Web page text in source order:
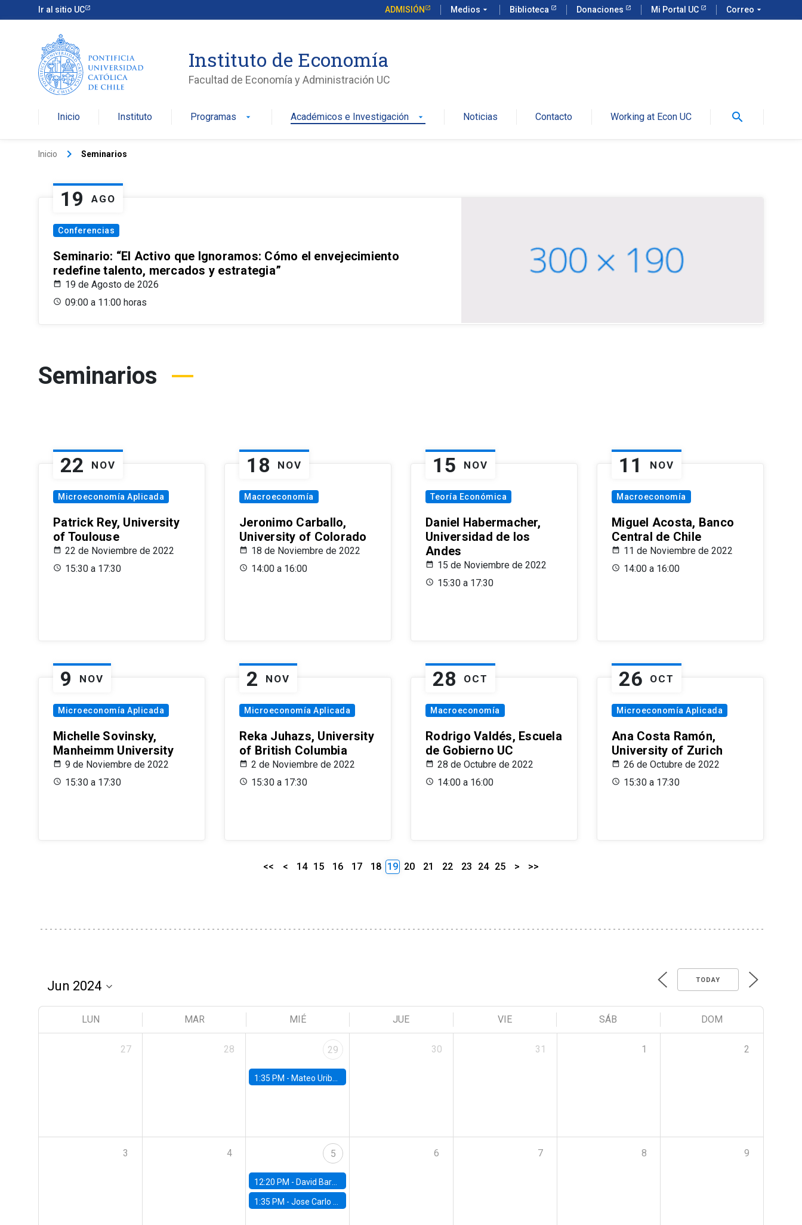
Ir al sitio UC ADMISIÓN Medios arrow_drop_down Biblioteca Donaciones Mi Portal UC Correo arrow_drop_down
Instituto de Economía
Facultad de Economía y Administración UC
Inicio Instituto Programas arrow_drop_down Académicos e Investigación arrow_drop_down Noticias Contacto Working at Econ UC search
Inicio keyboard_arrow_right Seminarios
19 AGO
Conferencias
Seminario: “El Activo que Ignoramos: Cómo el envejecimiento
redefine talento, mercados y estrategia”
19 de Agosto de 2026
09:00 a 11:00 horas
Seminarios
22 NOV
Microeconomía Aplicada
Patrick Rey, University
of Toulouse
22 de Noviembre de 2022
15:30 a 17:30
18 NOV
Macroeconomía
Jeronimo Carballo,
University of Colorado
18 de Noviembre de 2022
14:00 a 16:00
15 NOV
Teoría Económica
Daniel Habermacher,
Universidad de los
Andes
15 de Noviembre de 2022
15:30 a 17:30
11 NOV
Macroeconomía
Miguel Acosta, Banco
Central de Chile
11 de Noviembre de 2022
14:00 a 16:00
9 NOV
Microeconomía Aplicada
Michelle Sovinsky,
Manheimm University
9 de Noviembre de 2022
15:30 a 17:30
2 NOV
Microeconomía Aplicada
Reka Juhazs, University
of British Columbia
2 de Noviembre de 2022
15:30 a 17:30
28 OCT
Macroeconomía
Rodrigo Valdés, Escuela
de Gobierno UC
28 de Octubre de 2022
14:00 a 16:00
26 OCT
Microeconomía Aplicada
Ana Costa Ramón,
University of Zurich
26 de Octubre de 2022
15:30 a 17:30
<< < 14 15 16 17 18 19 20 21 22 23 24 25 > >>
TODAY
LUN MAR MIÉ JUE VIE SÁB DOM
27 28 29
1:35 PM - Mateo Uribe-Castro, Universidad de los Andes (Colombia)
30 31 1 2
3 4 5
12:20 PM - David Bardey, Universidad de los Andes - CEDE
1:35 PM -Jose Carlo Bermudez, UC (ME) & World Bank
6 7 8 9